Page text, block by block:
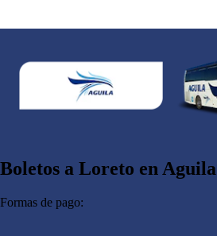
Boletos a Loreto en Aguila
Formas de pago: